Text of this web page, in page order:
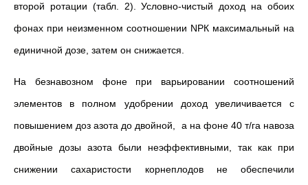
второй ро­тации (табл. 2). Условно-чистый доход на обоих
фонах при неизменном соотношении NРК максимальный на
единичной дозе, затем он снижае­тся.
На безнавозном фоне при варьировании соотношений
элементов в полном удобрении доход увеличивается с
повышением доз азота до двойной, а на фоне 40 т/га навоза
двойные дозы азота были неэффективными, так как при
снижении сахаристости корнеплодов не обеспечили